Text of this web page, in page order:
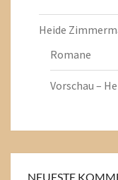
Heide
Romane
Vorschau –
NEUESTE